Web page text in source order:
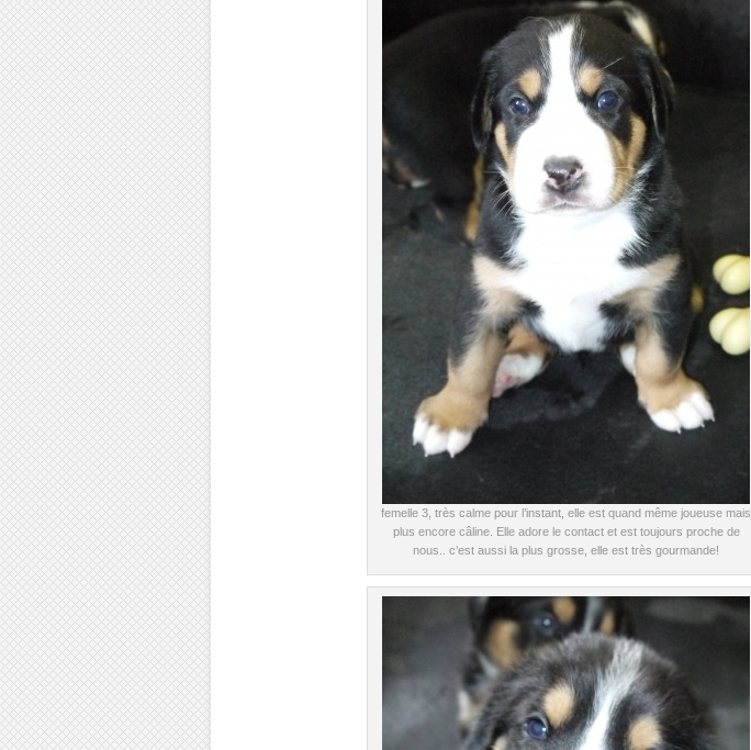
femelle 3, très calme pour l’instant, elle est quand même joueuse mais
plus encore câline. Elle adore le contact et est toujours proche de
nous.. c’est aussi la plus grosse, elle est très gourmande!